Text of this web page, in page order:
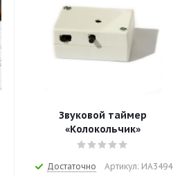
Звуковой таймер
«Колокольчик»
Достаточно Артикул: ИА3494